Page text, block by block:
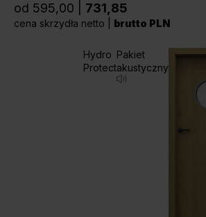
Punkty sprzedaży
Katalogi
od 595,00 | 731,85
cena skrzydła netto | brutto PLN
Hydro
Protect
Pakiet
akustyczny